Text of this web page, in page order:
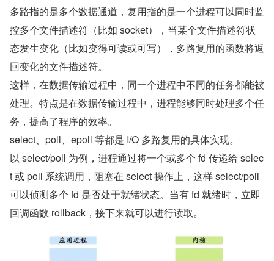
多路指的是多个数据通道，复用指的是一个进程可以同时监
控多个文件描述符（比如 socket），当某个文件描述符状
态发生变化（比如变得可读或可写），多路复用的函数将返
回变化的文件描述符。
这样，在数据传输过程中，同一个进程中不同的任务都能被
处理。特点是在数据传输过程中，进程能够同时处理多个任
务，提高了程序的效率。
select、poll、epoll 等都是 I/O 多路复用的具体实现。
以 select/poll 为例，进程通过将一个或多个 fd 传递给 selec
t 或 poll 系统调用，阻塞在 select 操作上，这样 select/poll
可以侦测多个 fd 是否处于就绪状态。当有 fd 就绪时，立即
回调函数 rollback，接下来就可以进行读取。